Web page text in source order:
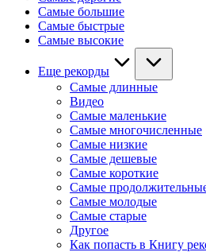
Самые большие
Самые быстрые
Самые высокие
Еще рекорды
Самые длинные
Видео
Самые маленькие
Самые многочисленные
Самые низкие
Самые дешевые
Самые короткие
Самые
Самые молодые
Самые старые
Другое
Как попасть в Книгу